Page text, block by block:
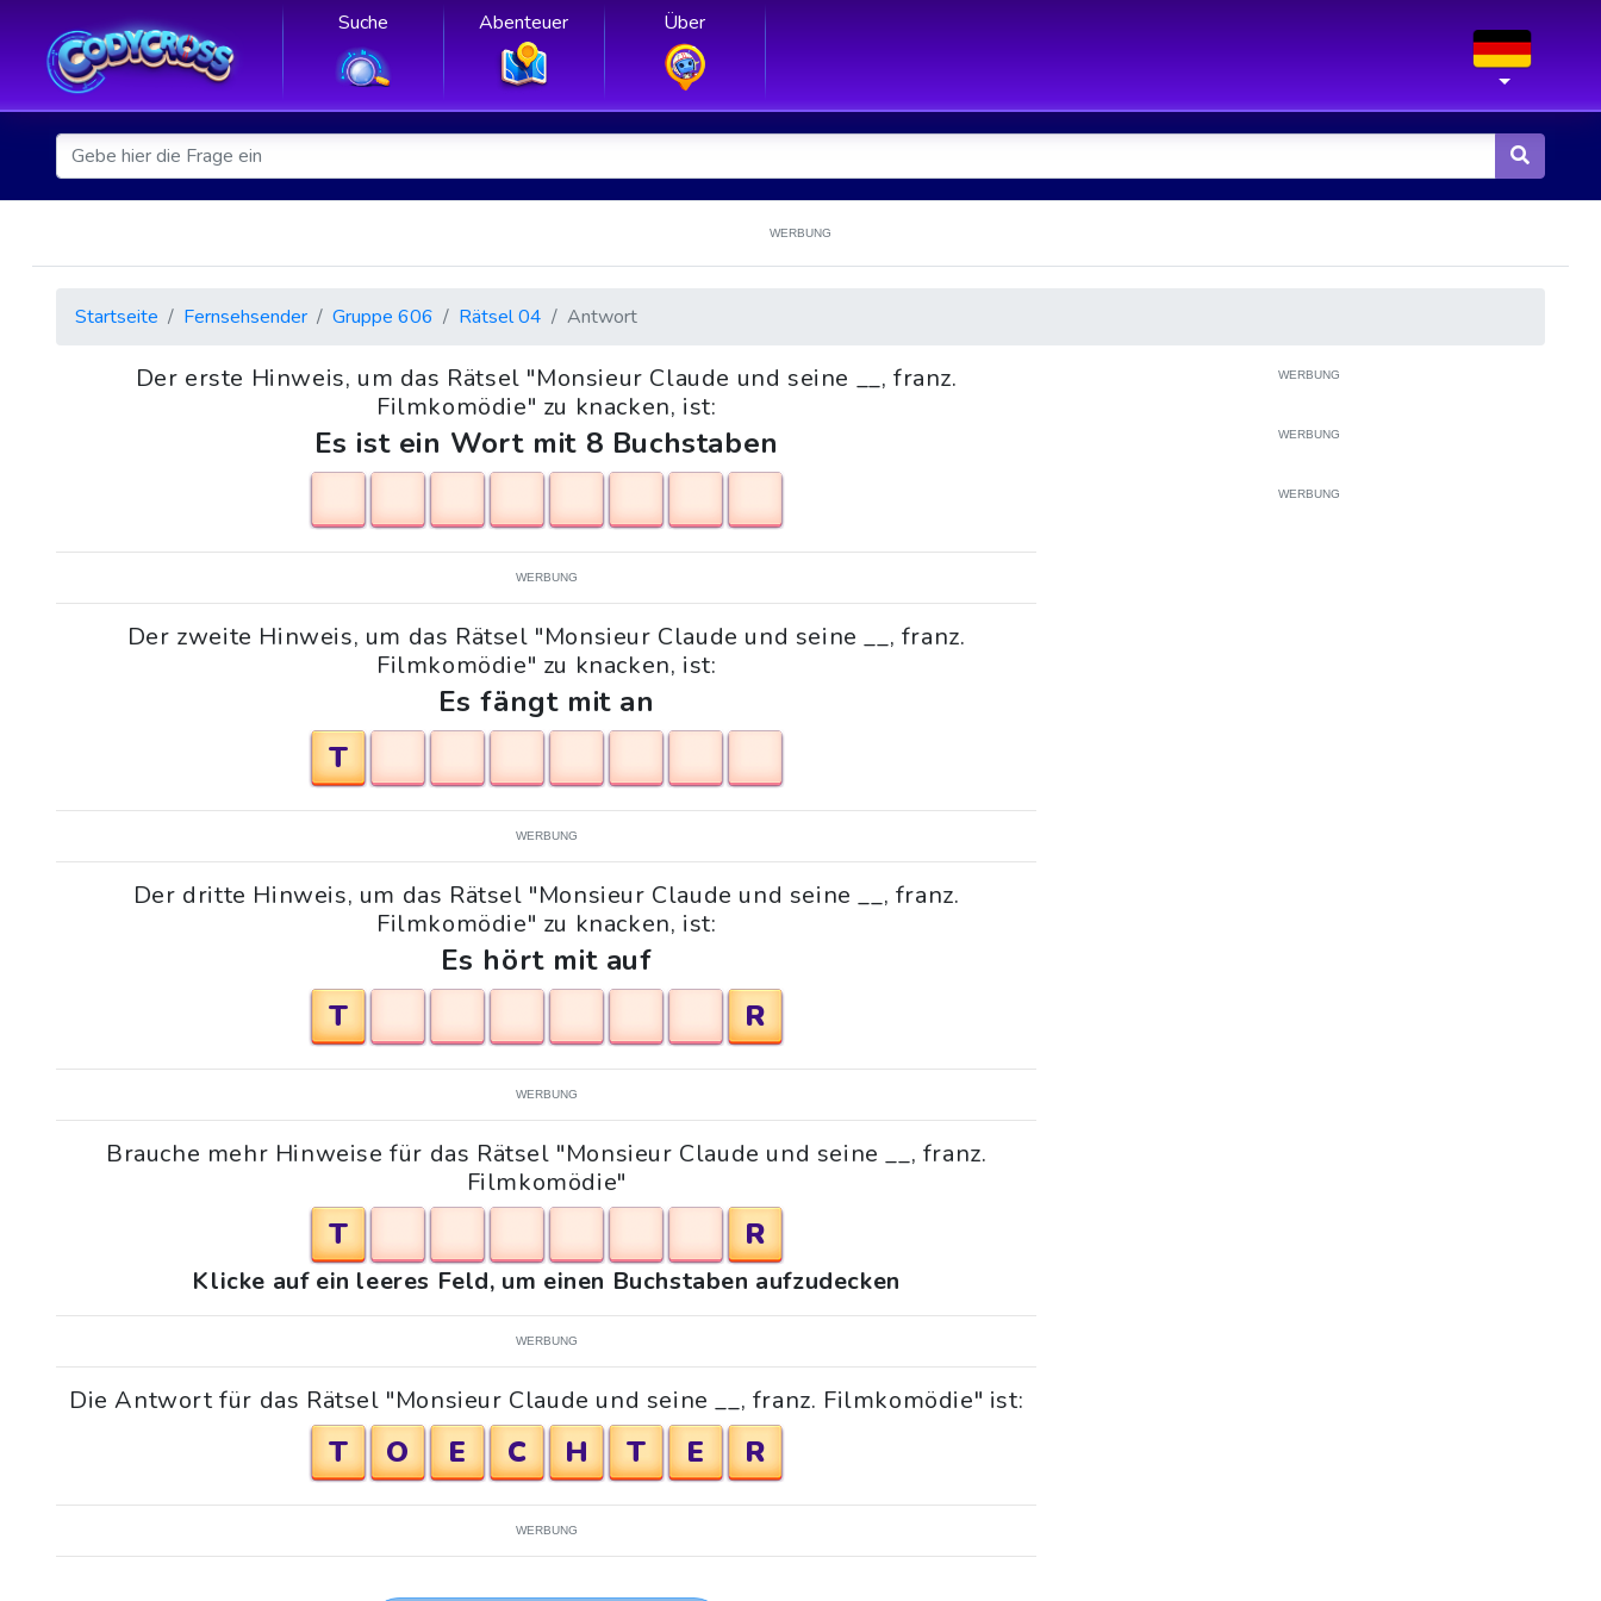
Suche Abenteuer Über
WERBUNG
Startseite Fernsehsender Gruppe 606 Rätsel 04 Antwort
Der erste Hinweis, um das Rätsel "Monsieur Claude und seine __, franz.
Filmkomödie" zu knacken, ist:
Es ist ein Wort mit 8 Buchstaben
WERBUNG
Der zweite Hinweis, um das Rätsel "Monsieur Claude und seine __, franz.
Filmkomödie" zu knacken, ist:
Es fängt mit an
T
WERBUNG
Der dritte Hinweis, um das Rätsel "Monsieur Claude und seine __, franz.
Filmkomödie" zu knacken, ist:
Es hört mit auf
T
R
WERBUNG
Brauche mehr Hinweise für das Rätsel "Monsieur Claude und seine __, franz.
Filmkomödie"
T R
Klicke auf ein leeres Feld, um einen Buchstaben aufzudecken
WERBUNG
Die Antwort für das Rätsel "Monsieur Claude und seine __, franz. Filmkomödie" ist:
T O E C H T E R
WERBUNG
WERBUNG
WERBUNG
WERBUNG